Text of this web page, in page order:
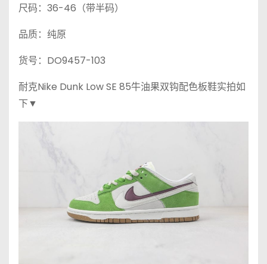
尺码：36-46（带半码）
品质：纯原
货号：DO9457-103
耐克Nike Dunk Low SE 85牛油果双钩配色板鞋实拍如
下▼